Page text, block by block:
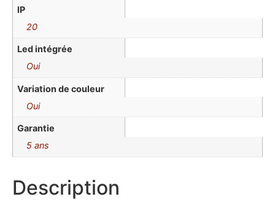
IP
20
Led intégrée
Oui
Variation de couleur
Oui
Garantie
5 ans
Description